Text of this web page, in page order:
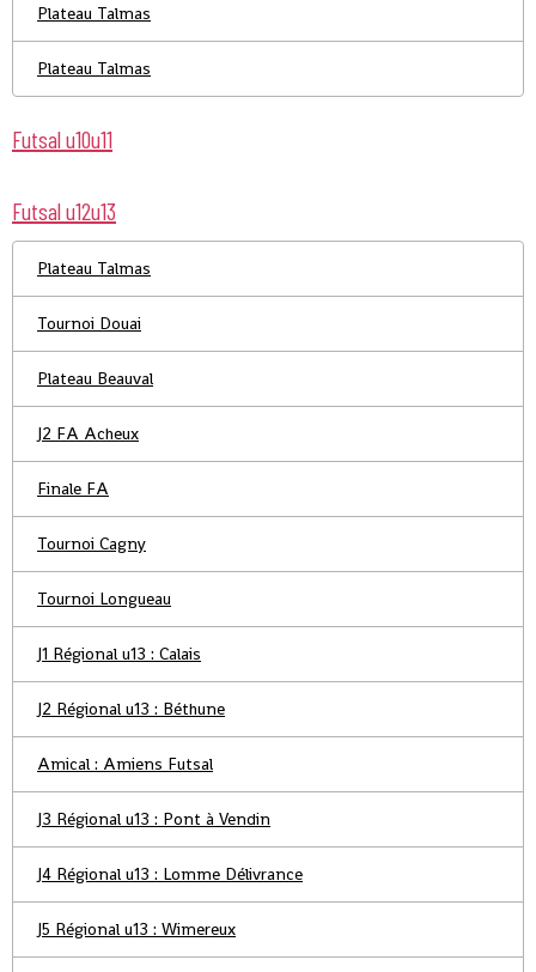
Plateau Talmas
Plateau Talmas
Futsal u10u11
Futsal u12u13
Plateau Talmas
Tournoi Douai
Plateau Beauval
J2 FA Acheux
Finale FA
Tournoi Cagny
Tournoi Longueau
J1 Régional u13 : Calais
J2 Régional u13 : Béthune
Amical : Amiens Futsal
J3 Régional u13 : Pont à Vendin
J4 Régional u13 : Lomme Délivrance
J5 Régional u13 : Wimereux